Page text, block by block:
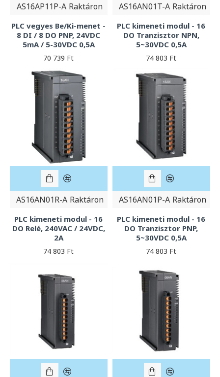
AS16AP11P-A Raktáron
PLC vegyes Be/Ki-menet -
8 DI / 8 DO PNP, 24VDC
5mA / 5-30VDC 0,5A
70 739 Ft
AS16AN01T-A Raktáron
PLC kimeneti modul - 16
DO Tranzisztor NPN,
5~30VDC 0,5A
74 803 Ft
AS16AN01R-A Raktáron
PLC kimeneti modul - 16
DO Relé, 240VAC / 24VDC,
2A
74 803 Ft
AS16AN01P-A Raktáron
PLC kimeneti modul - 16
DO Tranzisztor PNP,
5~30VDC 0,5A
74 803 Ft